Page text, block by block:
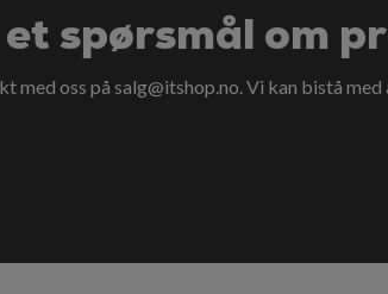
spørsmål om
med oss på salg@itshop.no. Vi kan bistå